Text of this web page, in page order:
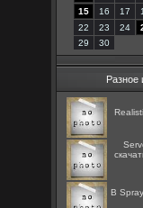
15
16 17
22
23 24
29
30
Разное
B